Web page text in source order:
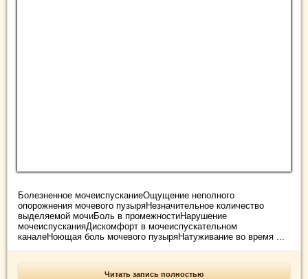
Болезненное мочеиспусканиеОщущение неполного
опорожнения мочевого пузыряНезначительное количество
выделяемой мочиБоль в промежностиНарушение
мочеиспусканияДискомфорт в мочеиспускательном
каналеНоющая боль мочевого пузыряНатуживание во время ...
Читать запись полностью